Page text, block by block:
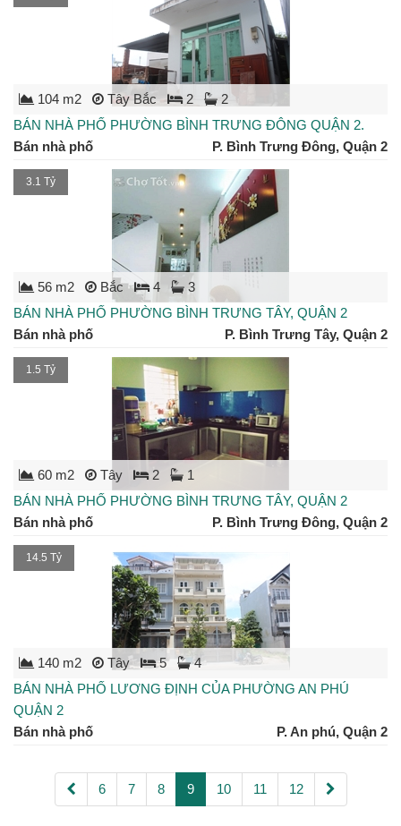
104 m2 Tây Bắc 2 2
BÁN NHÀ PHỐ PHƯỜNG BÌNH TRƯNG ĐÔNG QUẬN 2.
Bán nhà phố
P. Bình Trưng Đông, Quận 2
56 m2 Bắc 4 3
3.1 Tỷ
BÁN NHÀ PHỐ PHƯỜNG BÌNH TRƯNG TÂY, QUẬN 2
Bán nhà phố
P. Bình Trưng Tây, Quận 2
60 m2 Tây 2 1
1.5 Tỷ
BÁN NHÀ PHỐ PHƯỜNG BÌNH TRƯNG TÂY, QUẬN 2
Bán nhà phố
P. Bình Trưng Đông, Quận 2
140 m2 Tây 5 4
14.5 Tỷ
BÁN NHÀ PHỐ LƯƠNG ĐỊNH CỦA PHƯỜNG AN PHÚ
QUẬN 2
Bán nhà phố
P. An phú, Quận 2
6 7 8 9 10 11 12